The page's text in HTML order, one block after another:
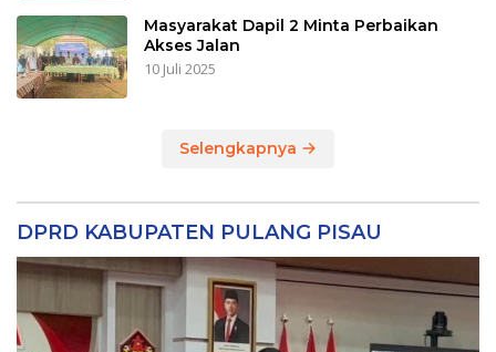
Masyarakat Dapil 2 Minta Perbaikan
Akses Jalan
10 Juli 2025
Selengkapnya
DPRD KABUPATEN PULANG PISAU